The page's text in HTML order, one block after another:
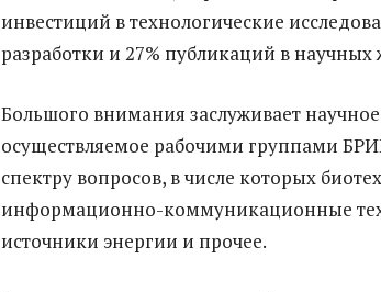
инвестиций в технологические
разработки и 27% публикаций в научных
Большого внимания заслуживает
осуществляемое рабочими группами
спектру вопросов, в числе которых
информационно-коммуникационные
источники энергии и прочее.